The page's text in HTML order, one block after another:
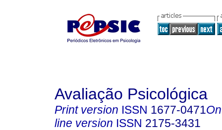
Avaliação Psicológica
Print version ISSN 1677-0471
line version ISSN 2175-3431